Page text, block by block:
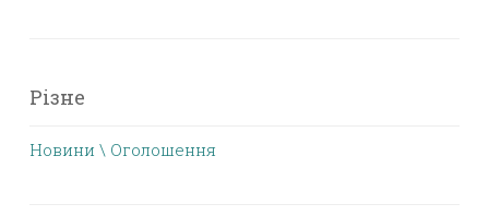
Різне
Новини \ Оголошення